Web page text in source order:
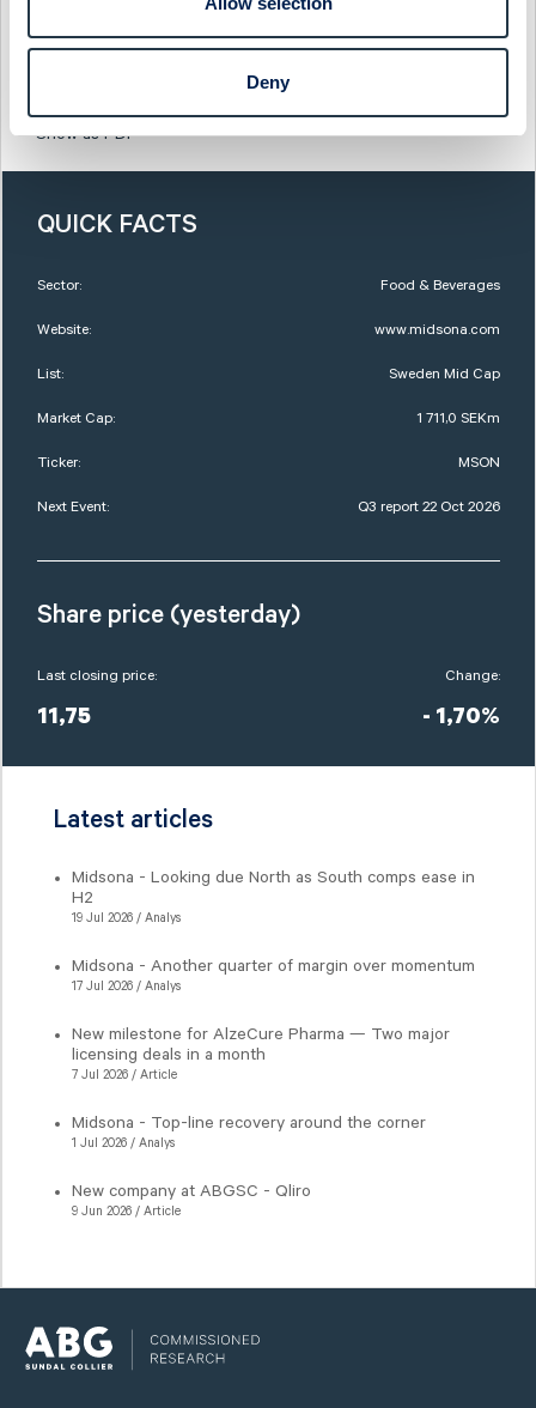
Deny
Norden med marknadsorganisationer för dagligvaruhandel,
Show as PDF
QUICK FACTS
Sector: Food & Beverages
Website: www.midsona.com
List: Sweden Mid Cap
Market Cap: 1 711,0 SEKm
Ticker: MSON
Next Event: Q3 report 22 Oct 2026
Share price (yesterday)
Last closing price:
11,75
Change:
- 1,70%
Latest articles
Midsona - Looking due North as South comps ease in
H2
19 Jul 2026 / Analys
Midsona - Another quarter of margin over momentum
17 Jul 2026 / Analys
New milestone for AlzeCure Pharma — Two major
licensing deals in a month
7 Jul 2026 / Article
Midsona - Top-line recovery around the corner
1 Jul 2026 / Analys
New company at ABGSC - Qliro
9 Jun 2026 / Article